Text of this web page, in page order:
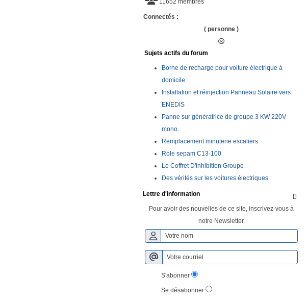
Connectés :
( personne )
Sujets actifs du forum
Borne de recharge pour voiture électrique à
domicile
Installation et réinjection Panneau Solaire vers
ENEDIS
Panne sur génératrice de groupe 3 KW 220V
mono.
Remplacement minuterie escaliers
Role sepam C13-100
Le Coffret D'inhibition Groupe
Des vérités sur les voitures électriques

Lettre d'information
Pour avoir des nouvelles de ce site, inscrivez-vous à
notre Newsletter.
S'abonner
Se désabonner